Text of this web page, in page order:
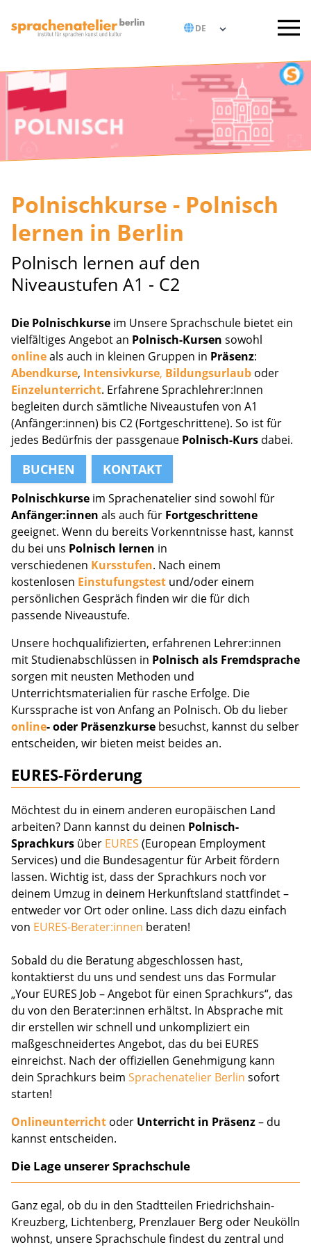
Polnischkurse - Polnisch
lernen in Berlin
Polnisch lernen auf den
Niveaustufen A1 - C2
Die Polnischkurse im Unsere Sprachschule bietet ein
vielfältiges Angebot an Polnisch-Kursen sowohl
onlineals auch in kleinen Gruppen in Präsenz:
Abendkurse, Intensivkurse, Bildungsurlaub oder
Einzelunterricht. Erfahrene Sprachlehrer:Innen
begleiten durch sämtliche Niveaustufen von A1
(Anfänger:innen) bis C2 (Fortgeschrittene). So ist für
jedes Bedürfnis der passgenaue Polnisch-Kurs dabei.
BUCHEN KONTAKT
Polnischkurse im Sprachenatelier sind sowohl für
Anfänger:innen als auch für Fortgeschrittene
geeignet. Wenn du bereits Vorkenntnisse hast, kannst
du bei uns Polnisch lernen in
verschiedenen Kursstufen. Nach einem
kostenlosen Einstufungstest und/oder einem
persönlichen Gespräch finden wir die für dich
passende Niveaustufe.
Unsere hochqualifizierten, erfahrenen Lehrer:innen
mit Studienabschlüssen in Polnisch als Fremdsprache
sorgen mit neusten Methoden und
Unterrichtsmaterialien für rasche Erfolge. Die
Kurssprache ist von Anfang an Polnisch. Ob du lieber
online- oder Präsenzkurse besuchst, kannst du selber
entscheiden, wir bieten meist beides an.
EURES-Förderung
Möchtest du in einem anderen europäischen Land
arbeiten? Dann kannst du deinen Polnisch-
Sprachkurs über EURES (European Employment
Services) und die Bundesagentur für Arbeit fördern
lassen. Wichtig ist, dass der Sprachkurs noch vor
deinem Umzug in deinem Herkunftsland stattfindet –
entweder vor Ort oder online. Lass dich dazu einfach
von EURES-Berater:innen beraten!
Sobald du die Beratung abgeschlossen hast,
kontaktierst du uns und sendest uns das Formular
„Your EURES Job – Angebot für einen Sprachkurs“, das
du von den Berater:innen erhältst. In Absprache mit
dir erstellen wir schnell und unkompliziert ein
maßgeschneidertes Angebot, das du bei EURES
einreichst. Nach der offiziellen Genehmigung kann
dein Sprachkurs beim Sprachenatelier Berlin sofort
starten!
Onlineunterricht oder Unterricht in Präsenz– du
kannst entscheiden.
Die Lage unserer Sprachschule
Ganz egal, ob du in den Stadtteilen Friedrichshain-
Kreuzberg, Lichtenberg, Prenzlauer Berg oder Neukölln
wohnst, unsere Sprachschule findest du zentral und